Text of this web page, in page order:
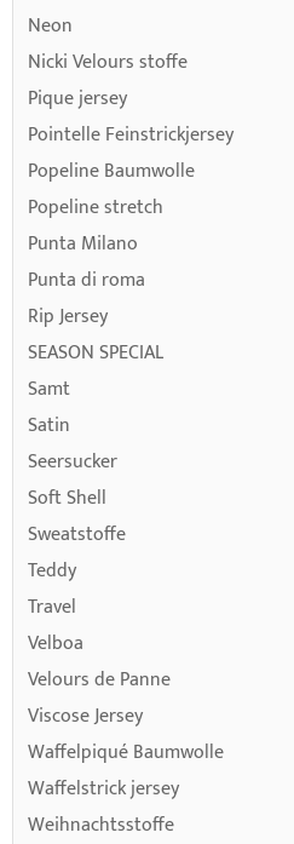
Neon
Nicki Velours stoffe
Pique jersey
Pointelle Feinstrickjersey
Popeline Baumwolle
Popeline stretch
Punta Milano
Punta di roma
Rip Jersey
SEASON SPECIAL
Samt
Satin
Seersucker
Soft Shell
Sweatstoffe
Teddy
Travel
Velboa
Velours de Panne
Viscose Jersey
Waffelpiqué Baumwolle
Waffelstrick jersey
Weihnachtsstoffe